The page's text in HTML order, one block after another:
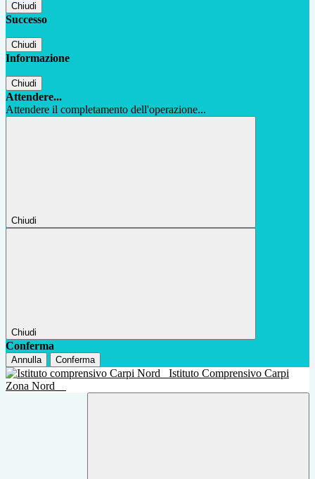
Chiudi
Successo
Chiudi
Informazione
Chiudi
Attendere...
Attendere il completamento dell'operazione...
Chiudi
Chiudi
Conferma
Annulla Conferma
Istituto Comprensivo Carpi
Zona Nord